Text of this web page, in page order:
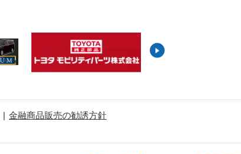
金融商品販売の勧誘方針